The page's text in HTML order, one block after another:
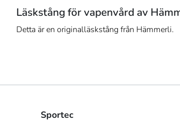
Läskstång för vapenvård av
Detta är en originalläskstång från Hämmerli.
Sportec